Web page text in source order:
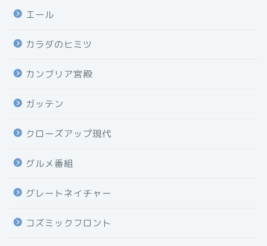
エール
カラダのヒミツ
カンブリア宮殿
ガッテン
クローズアップ現代
グルメ番組
グレートネイチャー
コズミックフロント